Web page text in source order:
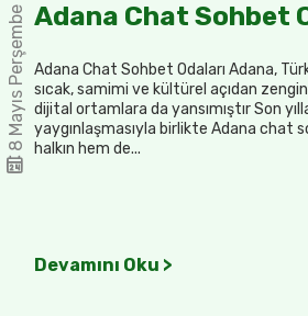
8 Mayıs Perşembe Adana Chat Sohbet
Adana Chat Sohbet Odaları Adana,
sıcak, samimi ve kültürel açıdan
dijital ortamlara da yansımıştır Son
yaygınlaşmasıyla birlikte Adana chat
halkın hem de...
Devamını Oku >